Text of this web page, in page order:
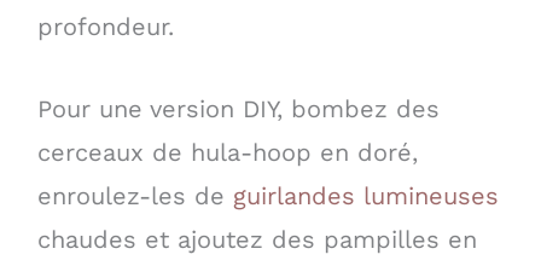
profondeur.
Pour une version DIY, bombez des
cerceaux de hula-hoop en doré,
enroulez-les de guirlandes lumineuses
chaudes et ajoutez des pampilles en